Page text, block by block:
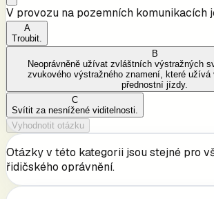
V provozu na pozemních komunikacích
A
Troubit.
B
Neoprávněně užívat zvláštních výstražných
zvukového výstražného znamení, které užívá
přednostní jízdy.
C
Svítit za nesnížené viditelnosti.
Vyhodnotit otázku
Otázky v této kategorii jsou stejné pro
řidičského oprávnění.